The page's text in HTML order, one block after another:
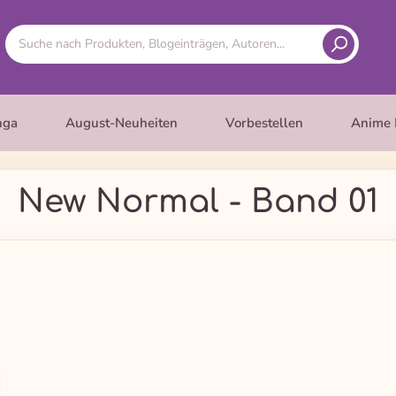
August-Neuheiten Vorbestellen Anime
New Normal - Band 01